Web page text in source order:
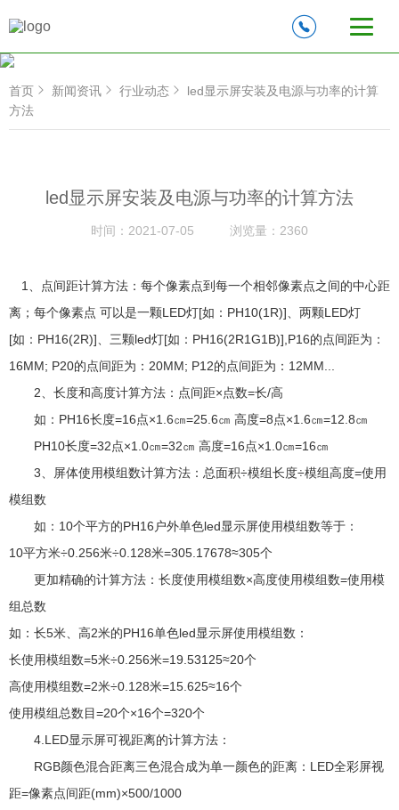
首页 新闻资讯 行业动态
led显示屏安装及电源与功率的计算
方法
led显示屏安装及电源与功率的计算方法
时间： 2021-07-05 浏览量： 2360
1、点间距计算方法：每个像素点到每一个相邻像素点之间的中心距
离；每个像素点 可以是一颗LED灯[如：PH10(1R)]、两颗LED灯
[如：PH16(2R)]、三颗led灯[如：PH16(2R1G1B)],P16的点间距为：
16MM; P20的点间距为：20MM; P12的点间距为：12MM...
2、长度和高度计算方法：点间距×点数=长/高
如：PH16长度=16点×1.6㎝=25.6㎝ 高度=8点×1.6㎝=12.8㎝
PH10长度=32点×1.0㎝=32㎝ 高度=16点×1.0㎝=16㎝
3、屏体使用模组数计算方法：总面积÷模组长度÷模组高度=使用
模组数
如：10个平方的PH16户外单色led显示屏使用模组数等于：
10平方米÷0.256米÷0.128米=305.17678≈305个
更加精确的计算方法：长度使用模组数×高度使用模组数=使用模
组总数
如：长5米、高2米的PH16单色led显示屏使用模组数：
长使用模组数=5米÷0.256米=19.53125≈20个
高使用模组数=2米÷0.128米=15.625≈16个
使用模组总数目=20个×16个=320个
4.LED显示屏可视距离的计算方法：
RGB颜色混合距离三色混合成为单一颜色的距离：LED全彩屏视
距=像素点间距(mm)×500/1000